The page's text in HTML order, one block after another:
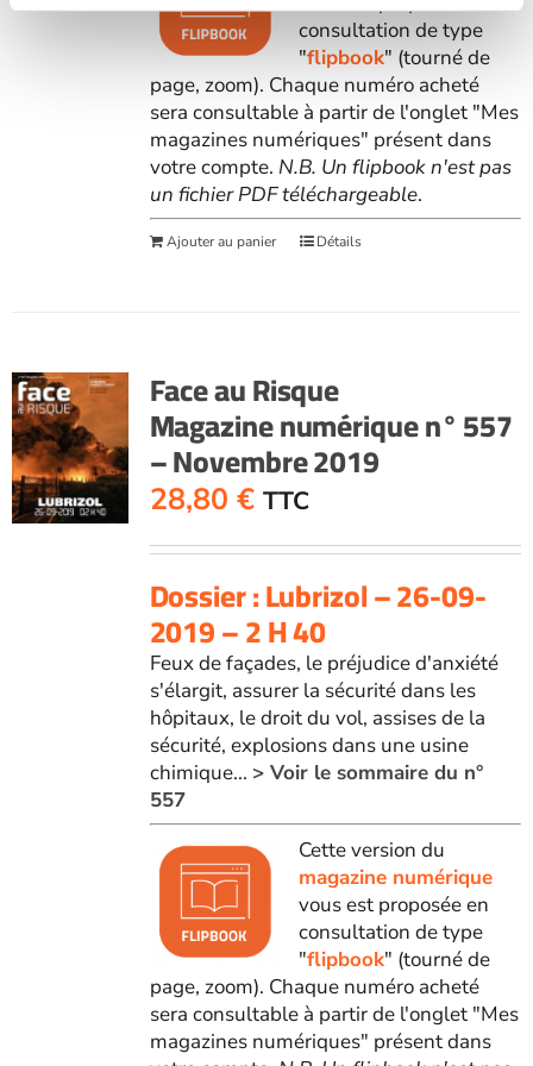
consultation de type
"flipbook" (tourné de
page, zoom). Chaque numéro acheté
sera consultable à partir de l'onglet "Mes
magazines numériques" présent dans
votre compte. N.B. Un flipbook n'est pas
un fichier PDF téléchargeable.
Ajouter au panier Détails
Face au Risque
Magazine numérique n° 557
– Novembre 2019
28,80 € TTC
Dossier : Lubrizol – 26-09-
2019 – 2 H 40
Feux de façades, le préjudice d'anxiété
s'élargit, assurer la sécurité dans les
hôpitaux, le droit du vol, assises de la
sécurité, explosions dans une usine
chimique... > Voir le sommaire du n°
557
Cette version du
magazine numérique
vous est proposée en
consultation de type
"flipbook" (tourné de
page, zoom). Chaque numéro acheté
sera consultable à partir de l'onglet "Mes
magazines numériques" présent dans